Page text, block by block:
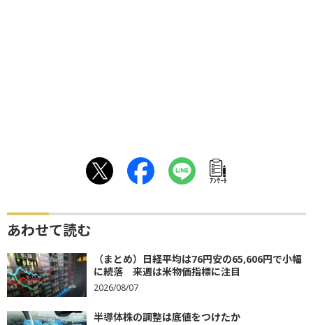
ｱﾝｹｰﾄ
あわせて読む
（まとめ）日経平均は76円安の65,606円で小幅
に続落 来週は米物価指標に注目
2026/08/07
半導体株の調整は底値をつけたか